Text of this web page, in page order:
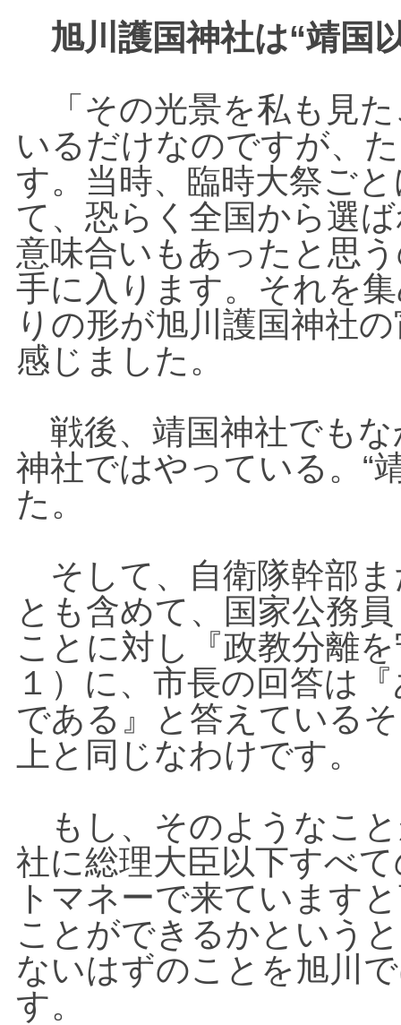
旭川護国神社は“靖国
「その光景を私も見
いるだけなのですが、
す。当時、臨時大祭ご
て、恐らく全国から選
意味合いもあったと思
手に入ります。それを
りの形が旭川護国神社
感じました。
戦後、靖国神社でも
神社ではやっている。 “
た。
そして、自衛隊幹部
とも含めて、国家公務
ことに対し『政教分離
１）に、市長の回答は
である』と答えている
上と同じなわけです。
もし、そのようなこ
社に総理大臣以下すべ
トマネーで来ています
ことができるかという
ないはずのことを旭川
す。